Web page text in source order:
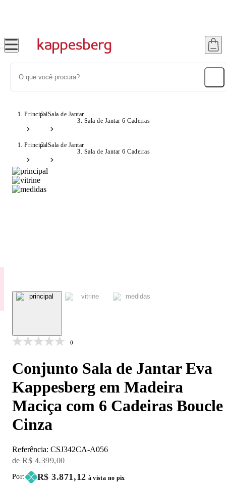
PrincipalSala de Jantar
Sala de Jantar 6 Cadeiras
PrincipalSala de Jantar
Sala de Jantar 6 Cadeiras
0
Conjunto Sala de Jantar Eva
Kappesberg em Madeira
Maciça com 6 Cadeiras Boucle
Cinza
Referência: CSJ342CA-A056
Original Price:
R$ 4.399,00
Por: Price:
R$ 3.871,12 à vista no pix